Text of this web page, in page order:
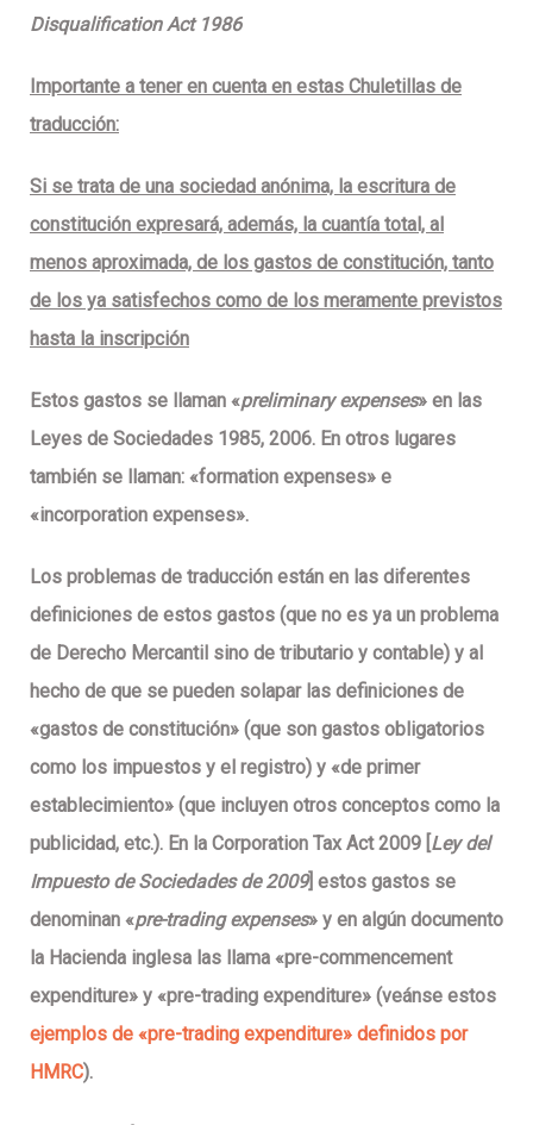
Disqualification Act 1986
Importante a tener en cuenta en estas Chuletillas de
traducción:
Si se trata de una sociedad anónima, la escritura de
constitución expresará, además, la cuantía total, al
menos aproximada, de los gastos de constitución, tanto
de los ya satisfechos como de los meramente previstos
hasta la inscripción
Estos gastos se llaman «preliminary expenses» en las
Leyes de Sociedades 1985, 2006. En otros lugares
también se llaman: «formation expenses» e
«incorporation expenses».
Los problemas de traducción están en las diferentes
definiciones de estos gastos (que no es ya un problema
de Derecho Mercantil sino de tributario y contable) y al
hecho de que se pueden solapar las definiciones de
«gastos de constitución» (que son gastos obligatorios
como los impuestos y el registro) y «de primer
establecimiento» (que incluyen otros conceptos como la
publicidad, etc.). En la Corporation Tax Act 2009 Ley del
Impuesto de Sociedades de 2009] estos gastos se
denominan «pre-trading expenses» y en algún documento
la Hacienda inglesa las llama «pre-commencement
expenditure» y «pre-trading expenditure» (veánse estos
ejemplos de «pre-trading expenditure» definidos por
HMRC).